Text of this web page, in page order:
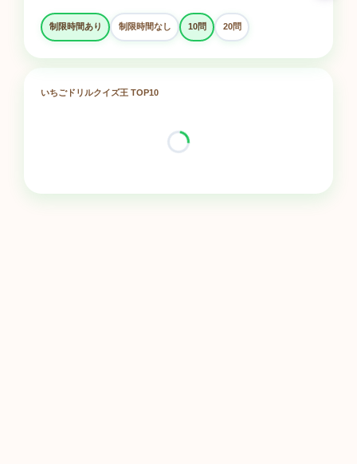
制限時間あり 制限時間なし 10問 20問
いちごドリルクイズ王 TOP10